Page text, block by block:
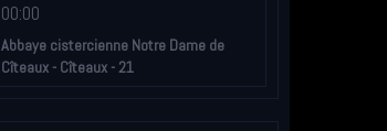
00:00
Abbaye cistercienne Notre Dame de
Cîteaux - Cîteaux - 21